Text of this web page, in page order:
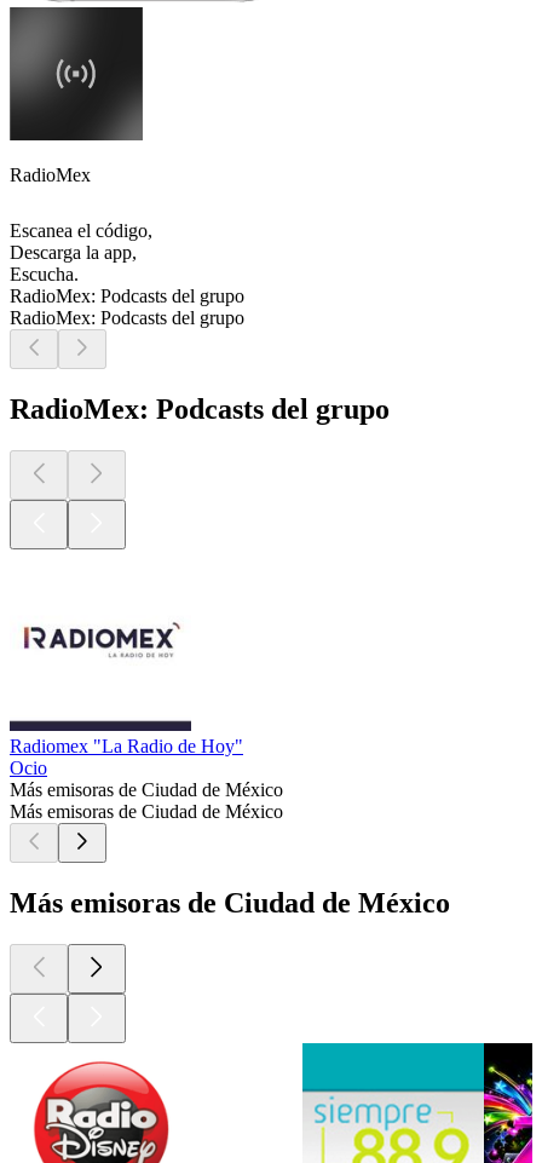
RadioMex
Escanea el código,
Descarga la app,
Escucha.
RadioMex: Podcasts del grupo
RadioMex: Podcasts del grupo
RadioMex: Podcasts del grupo
Radiomex "La Radio de Hoy"
Ocio
Más emisoras de Ciudad de México
Más emisoras de Ciudad de México
Más emisoras de Ciudad de México